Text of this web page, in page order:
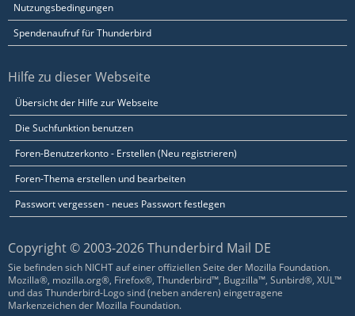
Nutzungsbedingungen
Spendenaufruf für Thunderbird
Hilfe zu dieser Webseite
Übersicht der Hilfe zur Webseite
Die Suchfunktion benutzen
Foren-Benutzerkonto - Erstellen (Neu registrieren)
Foren-Thema erstellen und bearbeiten
Passwort vergessen - neues Passwort festlegen
Copyright © 2003-2026 Thunderbird Mail DE
Sie befinden sich NICHT auf einer offiziellen Seite der Mozilla Foundation.
Mozilla®, mozilla.org®, Firefox®, Thunderbird™, Bugzilla™, Sunbird®, XUL™
und das Thunderbird-Logo sind (neben anderen) eingetragene
Markenzeichen der Mozilla Foundation.